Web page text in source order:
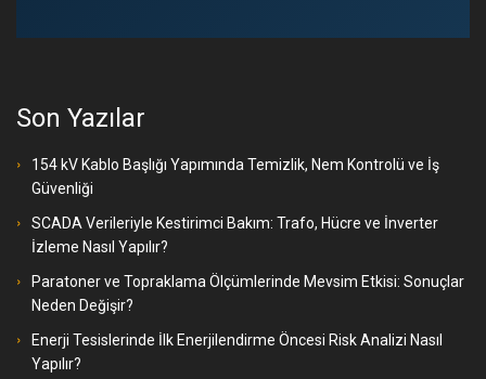
Son Yazılar
154 kV Kablo Başlığı Yapımında Temizlik, Nem Kontrolü ve İş
Güvenliği
SCADA Verileriyle Kestirimci Bakım: Trafo, Hücre ve İnverter
İzleme Nasıl Yapılır?
Paratoner ve Topraklama Ölçümlerinde Mevsim Etkisi: Sonuçlar
Neden Değişir?
Enerji Tesislerinde İlk Enerjilendirme Öncesi Risk Analizi Nasıl
Yapılır?